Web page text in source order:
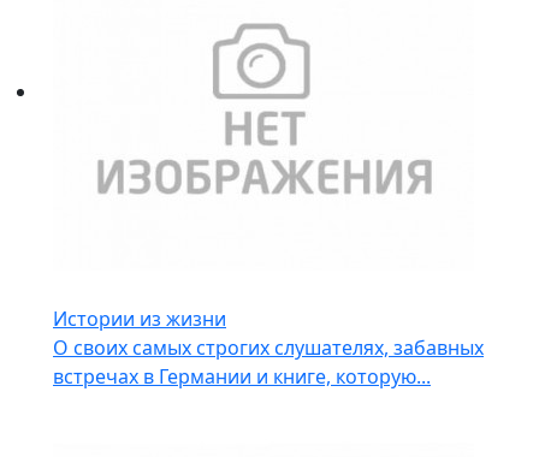
Истории из жизни
О своих самых строгих слушателях, забавных
встречах в Германии и книге, которую...